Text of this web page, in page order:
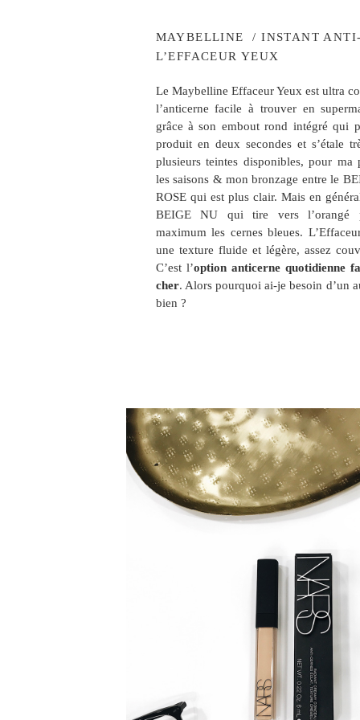
MAYBELLINE / INSTANT
L’EFFACEUR YEUX
Le Maybelline Effaceur Yeux est ultra
l’anticerne facile à trouver en
grâce à son embout rond intégré qui
produit en deux secondes et s’étale
plusieurs teintes disponibles, pour ma
les saisons & mon bronzage entre le
ROSE qui est plus clair. Mais en
BEIGE NU qui tire vers l’orangé
maximum les cernes bleues.
une texture fluide et légère, assez
C’est l’option anticerne quotidienne
cher. Alors pourquoi ai-je besoin d’un
bien ?